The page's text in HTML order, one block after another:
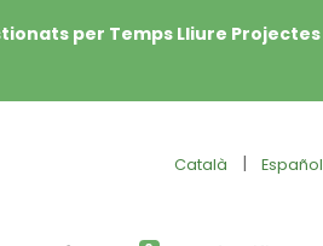
per Temps Lliure Projectes
Català | Español